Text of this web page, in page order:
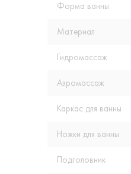
Форма ванны
Материал
Гидромассаж
Аэромассаж
Каркас для ванны
Ножки для ванны
Подголовник